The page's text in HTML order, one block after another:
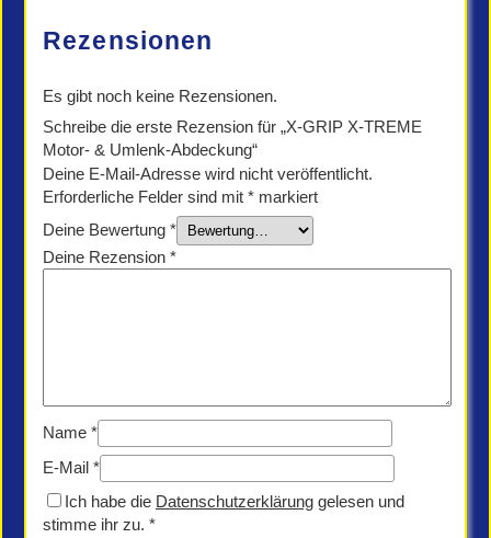
Rezensionen
Es gibt noch keine Rezensionen.
Schreibe die erste Rezension für „X-GRIP X-TREME
Motor- & Umlenk-Abdeckung“
Deine E-Mail-Adresse wird nicht veröffentlicht.
Erforderliche Felder sind mit * markiert
Deine Bewertung *
Deine Rezension *
Name *
E-Mail *
Ich habe die Datenschutzerklärung gelesen und
stimme ihr zu. *